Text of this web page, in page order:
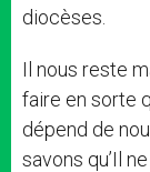
diocèses.
Il nous reste
faire en sorte
dépend de
savons qu’Il